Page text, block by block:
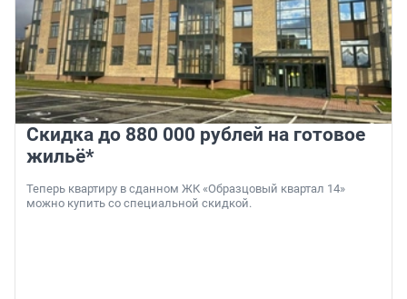
Скидка до 880 000 рублей на готовое
жильё*
Теперь квартиру в сданном ЖК «Образцовый квартал 14»
можно купить со специальной скидкой.